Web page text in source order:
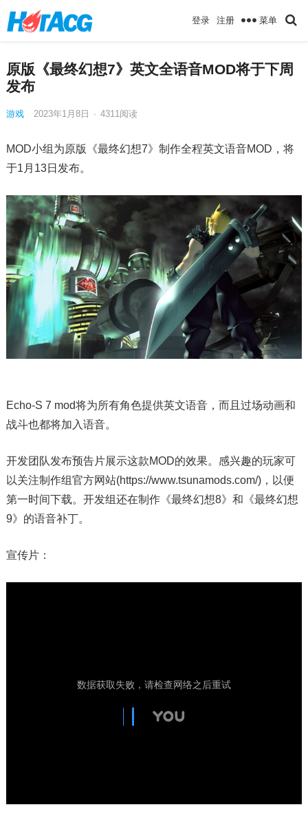
登录 注册 菜单
原版《最终幻想7》英文全语音MOD将于下周
发布
游戏 2023年1月8日 · 4311 阅读
MOD小组为原版《最终幻想7》制作全程英文语音MOD，将
于1月13日发布。
Echo-S 7 mod将为所有角色提供英文语音，而且过场动画和
战斗也都将加入语音。
开发团队发布预告片展示这款MOD的效果。感兴趣的玩家可
以关注制作组官方网站(https://www.tsunamods.com/)，以便
第一时间下载。开发组还在制作《最终幻想8》和《最终幻想
9》的语音补丁。
宣传片：